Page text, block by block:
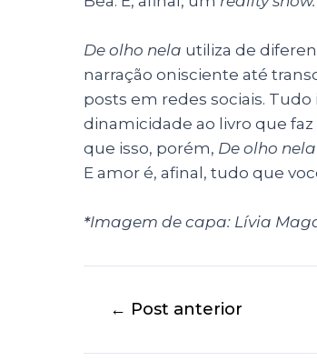
De olho nela utiliza de
narração onisciente até
posts em redes sociais.
dinamicidade ao livro que
que isso, porém, De olho nela
E amor é, afinal, tudo que
*Imagem de capa: Lívia
← Post anterior